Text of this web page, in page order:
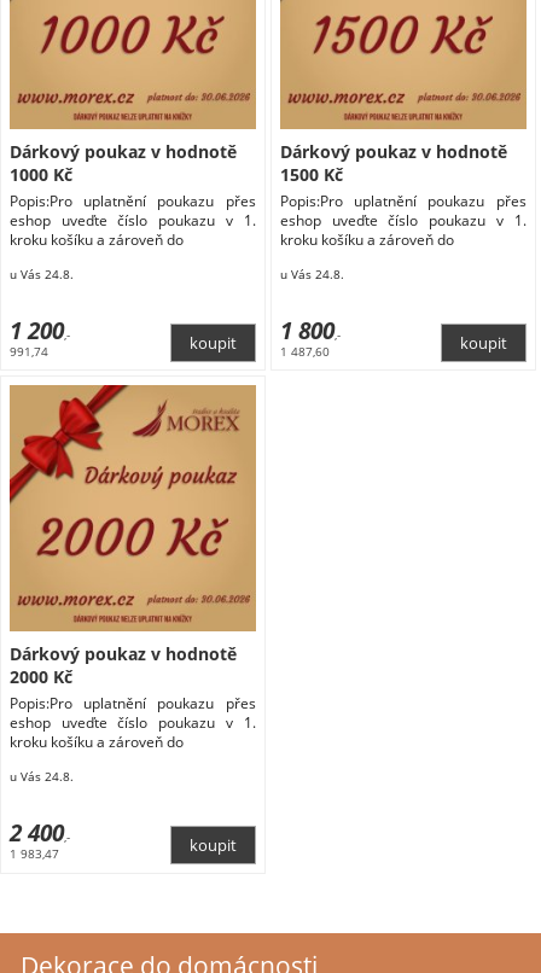
Dárkový poukaz v hodnotě
1000 Kč
Popis:Pro uplatnění poukazu přes
eshop uveďte číslo poukazu v 1.
kroku košíku a zároveň do
u Vás 24.8.
1 200,-
991,74
Dárkový poukaz v hodnotě
1500 Kč
Popis:Pro uplatnění poukazu přes
eshop uveďte číslo poukazu v 1.
kroku košíku a zároveň do
u Vás 24.8.
1 800,-
1 487,60
Dárkový poukaz v hodnotě
2000 Kč
Popis:Pro uplatnění poukazu přes
eshop uveďte číslo poukazu v 1.
kroku košíku a zároveň do
u Vás 24.8.
2 400,-
1 983,47
Dekorace do domácnosti